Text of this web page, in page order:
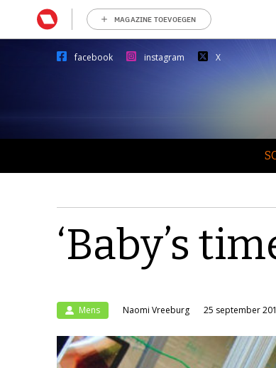
MAGAZINE TOEVOEGEN
facebook instagram X
‘Baby’s
Mens Naomi Vreeburg 25 september